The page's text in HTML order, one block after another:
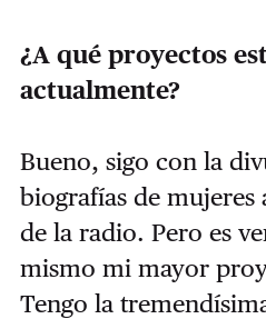
¿A qué proyectos
actualmente?
Bueno, sigo con la
biografías de mujeres
de la radio. Pero es
mismo mi mayor
Tengo la